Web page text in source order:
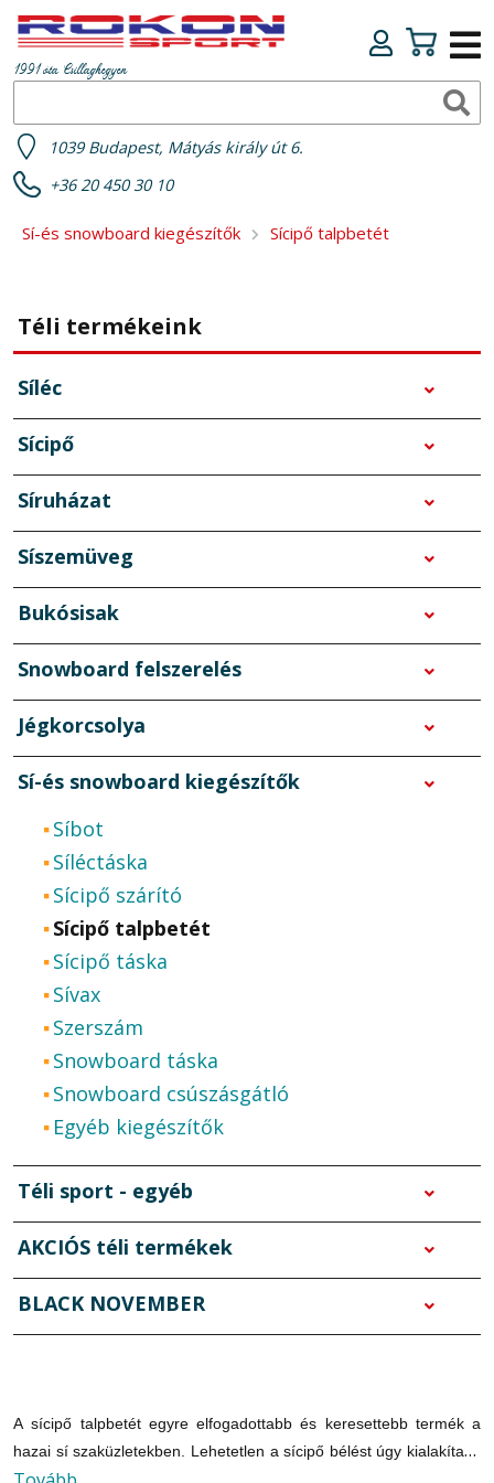
1991 óta Csillaghegyen
1039 Budapest, Mátyás király út 6.
+36 20 450 30 10
Sí-és snowboard kiegészítők Sícipő talpbetét
Téli termékeink
Síléc
Sícipő
Síruházat
Síszemüveg
Bukósisak
Snowboard felszerelés
Jégkorcsolya
Sí-és snowboard kiegészítők
Síbot
Síléctáska
Sícipő szárító
Sícipő talpbetét
Sícipő táska
Sívax
Szerszám
Snowboard táska
Snowboard csúszásgátló
Egyéb kiegészítők
Téli sport - egyéb
AKCIÓS téli termékek
BLACK NOVEMBER
A sícipő talpbetét egyre elfogadottabb és keresettebb termék a
hazai sí szaküzletekben. Lehetetlen a sícipő bélést úgy kialakítani,
hogy az minden síelő lábához tökéletesen passzoljon, hiszen